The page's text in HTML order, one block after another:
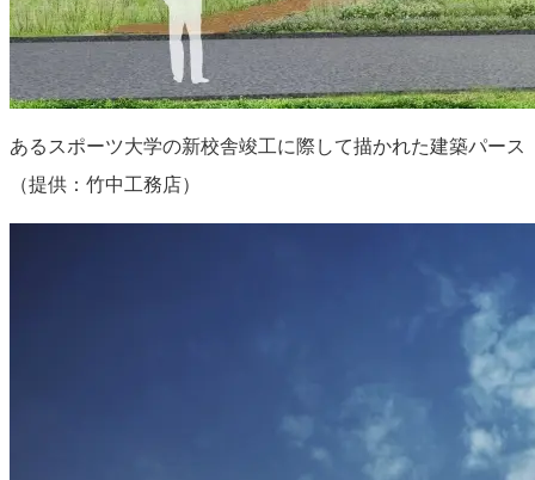
あるスポーツ大学の新校舎竣工に際して描かれた建築パース
（提供：竹中工務店）